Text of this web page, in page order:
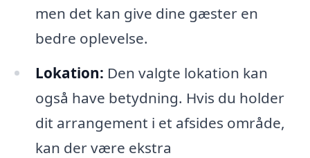
men det kan give dine gæster en
bedre oplevelse.
Lokation: Den valgte lokation kan
også have betydning. Hvis du holder
dit arrangement i et afsides område,
kan der være ekstra